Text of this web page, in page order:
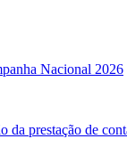
Nacional 2026
da prestação de